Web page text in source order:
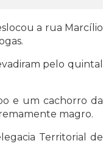
a rua Marcílio
pelo quintal
e um cachorro da
magro.
Territorial de